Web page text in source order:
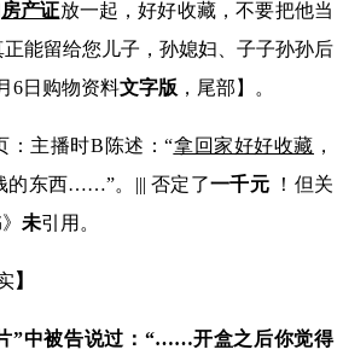
房产证放一起，好好收藏，不要把他当
能留给您儿子，孙媳妇、子子孙孙后
6日购物资料文字版 ，尾部】。
：主播时B 陈述：“拿回家好好收藏 ，
的东西……”。 |||否定了一千元 ！但关
未引用。
】
”中被告说过： “……开盒之后你觉得